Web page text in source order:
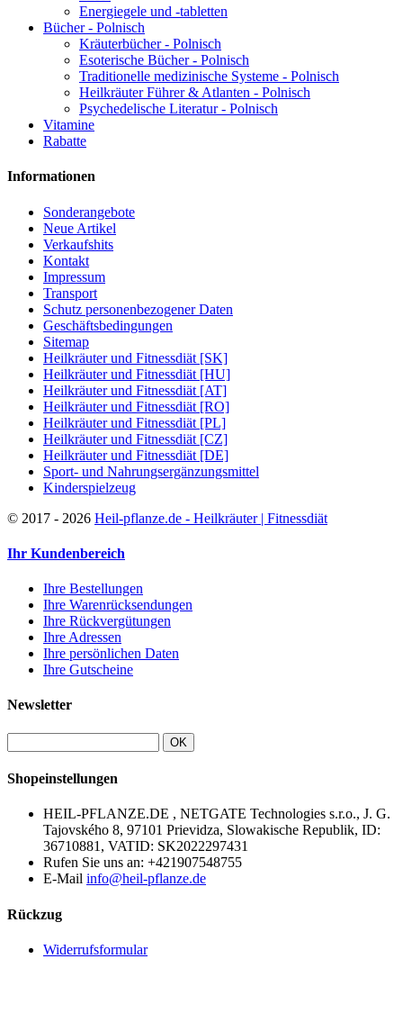
Energiegele und -tabletten
Bücher - Polnisch
Kräuterbücher - Polnisch
Esoterische Bücher - Polnisch
Traditionelle medizinische Systeme - Polnisch
Heilkräuter Führer & Atlanten - Polnisch
Psychedelische Literatur - Polnisch
Vitamine
Rabatte
Informationen
Sonderangebote
Neue Artikel
Verkaufshits
Kontakt
Impressum
Transport
Schutz personenbezogener Daten
Geschäftsbedingungen
Sitemap
Heilkräuter und Fitnessdiät [SK]
Heilkräuter und Fitnessdiät [HU]
Heilkräuter und Fitnessdiät [AT]
Heilkräuter und Fitnessdiät [RO]
Heilkräuter und Fitnessdiät [PL]
Heilkräuter und Fitnessdiät [CZ]
Heilkräuter und Fitnessdiät [DE]
Sport- und Nahrungsergänzungsmittel
Kinderspielzeug
© 2017 - 2026 Heil-pflanze.de - Heilkräuter | Fitnessdiät
Ihr Kundenbereich
Ihre Bestellungen
Ihre Warenrücksendungen
Ihre Rückvergütungen
Ihre Adressen
Ihre persönlichen Daten
Ihre Gutscheine
Newsletter
OK
Shopeinstellungen
HEIL-PFLANZE.DE , NETGATE Technologies s.r.o., J. G.
Tajovského 8, 97101 Prievidza, Slowakische Republik, ID:
36710881, VATID: SK2022297431
Rufen Sie uns an: +421907548755
E-Mail info@heil-pflanze.de
Rückzug
Widerrufsformular